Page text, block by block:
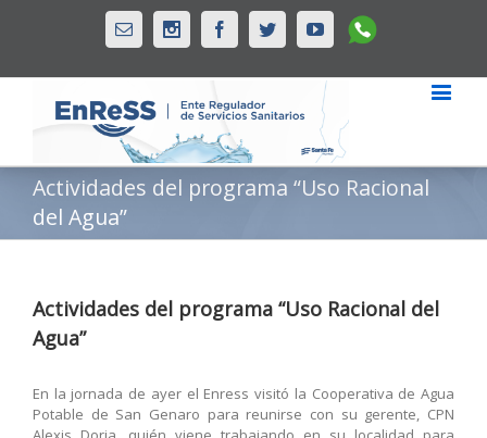
Email InstagramFacebookTwitterYoutubeWhatsapp
Actividades del programa “Uso Racional
del Agua”
Actividades del programa “Uso Racional del
Agua”
En la jornada de ayer el Enress visitó la Cooperativa de Agua
Potable de San Genaro para reunirse con su gerente, CPN